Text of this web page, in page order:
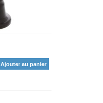
Ajouter au panier